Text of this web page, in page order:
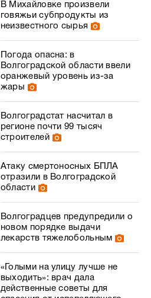
В Михайловке произвели
говяжьи субпродукты из
неизвестного сырья
Погода опасна: в
Волгоградской области ввели
оранжевый уровень из-за
жары
Волгоградстат насчитал в
регионе почти 99 тысяч
строителей
Атаку смертоносных БПЛА
отразили в Волгоградской
области
Волгоградцев предупредили о
новом порядке выдачи
лекарств тяжелобольным
«Голыми на улицу лучше не
выходить»: врач дала
действенные советы для